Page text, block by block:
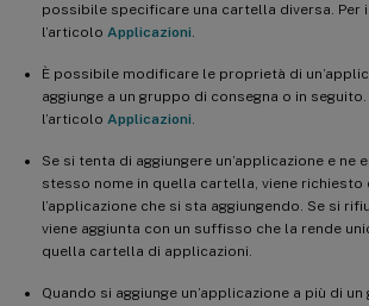
possibile specificare una cartella diversa. Per
l’articolo Applicazioni.
È possibile modificare le proprietà di
aggiunge a un gruppo di consegna o in
l’articolo Applicazioni.
Se si tenta di aggiungere un’applicazione e ne
stesso nome in quella cartella, viene richiesto
l’applicazione che si sta aggiungendo. Se si
viene aggiunta con un suffisso che la rende
quella cartella di applicazioni.
Quando si aggiunge un’applicazione a più di